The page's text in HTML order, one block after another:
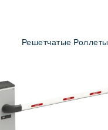
Решетчатые Роллеты